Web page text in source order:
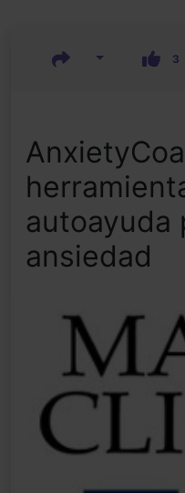
3
autoayuda
ansiedad